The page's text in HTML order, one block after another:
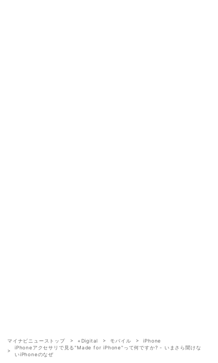
マイナビニューストップ +Digital モバイル
iPhone
iPhoneアクセサリで見る"Made for iPhone"って何ですか? - いまさら聞けな
いiPhoneのなぜ